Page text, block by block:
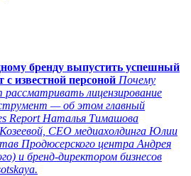
бренду выпустить успешный
известной персоной Почему
лицензирование
— об этом главный
Report Наталья Тимашова
СЕО медиахолдинга Юлии
Продюсерского центра Андрея
и бренд-директором бизнесов